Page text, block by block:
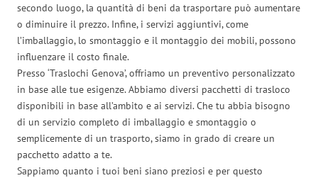
secondo luogo, la quantità di beni da trasportare può aumentare
o diminuire il prezzo. Infine, i servizi aggiuntivi, come
l’imballaggio, lo smontaggio e il montaggio dei mobili, possono
influenzare il costo finale.
Presso ‘Traslochi Genova’, offriamo un preventivo personalizzato
in base alle tue esigenze. Abbiamo diversi pacchetti di trasloco
disponibili in base all’ambito e ai servizi. Che tu abbia bisogno
di un servizio completo di imballaggio e smontaggio o
semplicemente di un trasporto, siamo in grado di creare un
pacchetto adatto a te.
Sappiamo quanto i tuoi beni siano preziosi e per questo